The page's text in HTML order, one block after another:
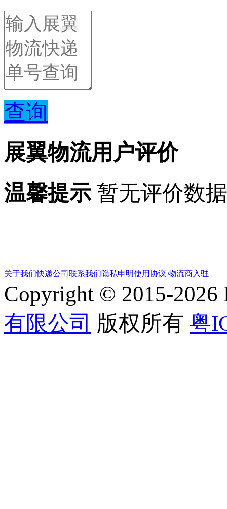
查询
展翼物流用户评价
温馨提示暂无评价数据
关于我们快递公司 联系我们隐私申明使用协议 物流商入驻
Copyright © 2015-2026
有限公司 版权所有 粤